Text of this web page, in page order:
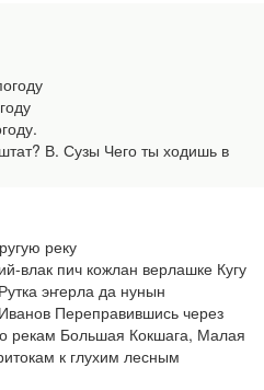
В. Сузы Чего ты ходишь в
реку
влак пич кожлан верлашке Кугу
эҥерла да нунын
Переправившись через
рекам Большая Кокшага, Малая
к глухим лесным